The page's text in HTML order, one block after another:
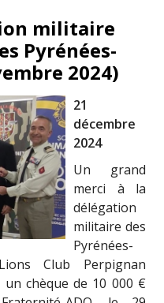
militaire
Pyrénées-
2024)
21
décembre
2024
Un grand
merci à la
délégation
militaire des
Pyrénées-
Club Perpignan
chèque de 10 000 €